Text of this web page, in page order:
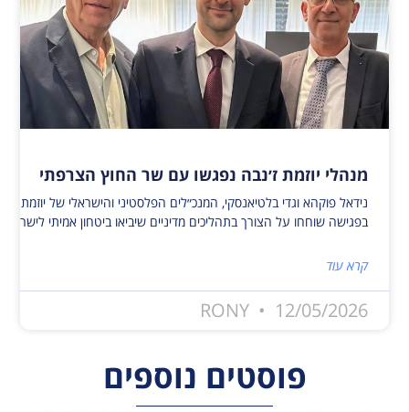
מנהלי יוזמת ז׳נבה נפגשו עם שר החוץ הצרפתי
נידאל פוקהא וגדי בלטיאנסקי, המנכ״לים הפלסטיני והישראלי של יוזמת
בפגישה שוחחו על הצורך בתהליכים מדיניים שיביאו ביטחון אמיתי
קרא עוד
RONY 12/05/2026
פוסטים נוספים